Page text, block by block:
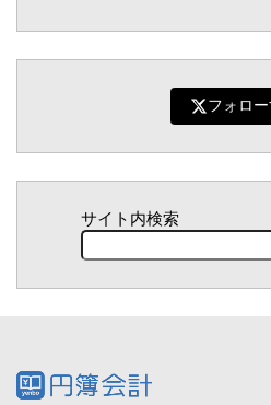
フォロ
サイト内検索